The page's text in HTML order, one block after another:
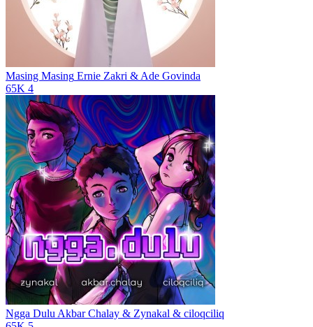
Masing Masing Ernie Zakri & Ade Govinda
65K 4
Ngga Dulu Akbar Chalay & Zynakal & ciloqciliq